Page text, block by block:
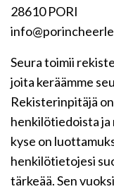
28610 PORI
Seura toimii
joita keräämme
Rekisterinpitäjä
henkilötiedoista
kyse on
henkilötietojesi
tärkeää. Sen